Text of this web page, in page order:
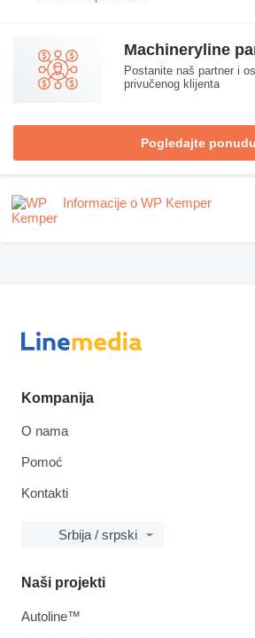
Machineryline
Postanite naš partner i
privučenog klijenta
Pogledajte ponudu
Informacije o WP Kemper
Kompanija
O nama
Pomoć
Kontakti
Srbija / srpski
Naši projekti
Autoline™